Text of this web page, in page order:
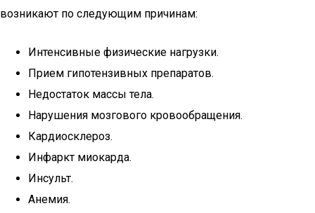
возникают по следующим причинам:
Интенсивные физические нагрузки.
Прием гипотензивных препаратов.
Недостаток массы тела.
Нарушения мозгового кровообращения.
Кардиосклероз.
Инфаркт миокарда.
Инсульт.
Анемия.